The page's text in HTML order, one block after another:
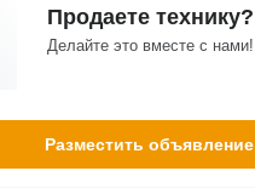
Продаете технику?
Делайте это вместе с нами!
Разместить объявление